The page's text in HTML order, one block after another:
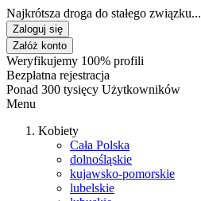
Najkrótsza droga do stałego związku...
Zaloguj się
Załóż konto
Weryfikujemy 100% profili
Bezpłatna rejestracja
Ponad 300 tysięcy Użytkowników
Menu
Kobiety
Cała Polska
dolnośląskie
kujawsko-pomorskie
lubelskie